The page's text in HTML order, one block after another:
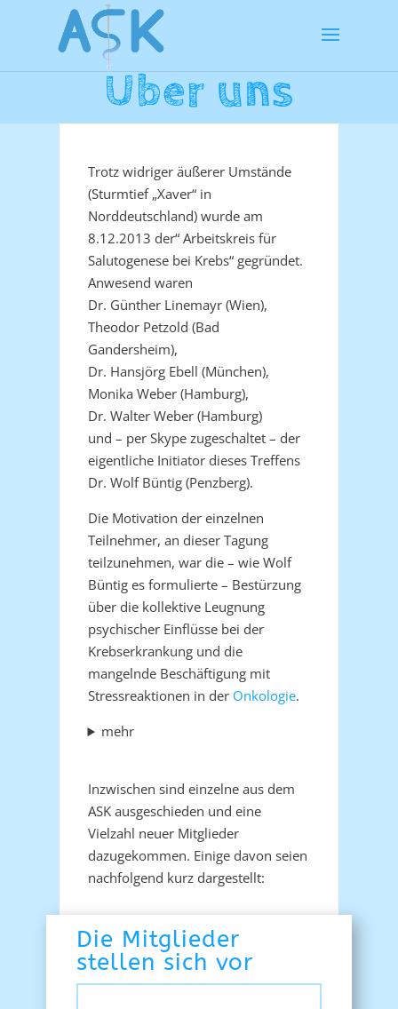
Über uns
Trotz widriger äußerer Umstände
(Sturmtief „Xaver“ in
Norddeutschland) wurde am
8.12.2013 der“ Arbeitskreis für
Salutogenese bei Krebs“ gegründet.
Anwesend waren
Dr. Günther Linemayr (Wien),
Theodor Petzold (Bad
Gandersheim),
Dr. Hansjörg Ebell (München),
Monika Weber (Hamburg),
Dr. Walter Weber (Hamburg)
und – per Skype zugeschaltet – der
eigentliche Initiator dieses Treffens
Dr. Wolf Büntig (Penzberg).
Die Motivation der einzelnen
Teilnehmer, an dieser Tagung
teilzunehmen, war die – wie Wolf
Büntig es formulierte – Bestürzung
über die kollektive Leugnung
psychischer Einflüsse bei der
Krebserkrankung und die
mangelnde Beschäftigung mit
Stressreaktionen in der Onkologie.
mehr
Inzwischen sind einzelne aus dem
ASK ausgeschieden und eine
Vielzahl neuer Mitglieder
dazugekommen. Einige davon seien
nachfolgend kurz dargestellt:
Die Mitglieder
stellen sich vor